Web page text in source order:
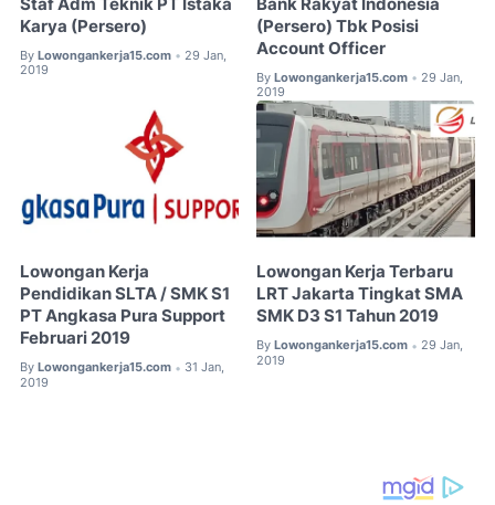
Staf Adm Teknik PT Istaka
Karya (Persero)
By Lowongankerja15.com • 29 Jan,
2019
Bank Rakyat Indonesia
(Persero) Tbk Posisi
Account Officer
By Lowongankerja15.com • 29 Jan,
2019
Lowongan Kerja
Pendidikan SLTA / SMK S1
PT Angkasa Pura Support
Februari 2019
By Lowongankerja15.com • 31 Jan,
2019
Lowongan Kerja Terbaru
LRT Jakarta Tingkat SMA
SMK D3 S1 Tahun 2019
By Lowongankerja15.com • 29 Jan,
2019